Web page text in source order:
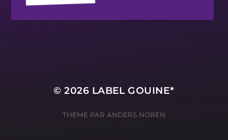
© 2026 LABEL GOUINE*
THÈME PAR ANDERS NORÉN